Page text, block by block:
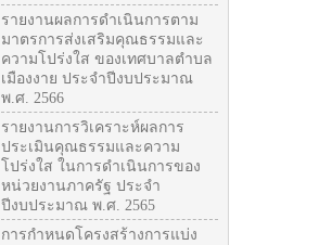
รายงานผลการดำเนินการตาม
มาตรการส่งเสริมคุณธรรมและ
ความโปร่งใส ของเทศบาลตำบล
เมืองงาย ประจำปีงบประมาณ
พ.ศ. 2566
รายงานการวิเคราะห์ผลการ
ประเมินคุณธรรมและความ
โปร่งใส ในการดำเนินการของ
หน่วยงานภาครัฐ ประจำ
ปีงบประมาณ พ.ศ. 2565
การกำหนดโครงสร้างการแบ่ง